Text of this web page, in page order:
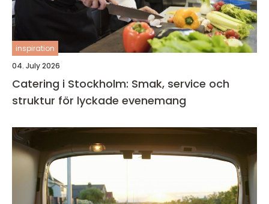
inspiration
04. July 2026
Catering i Stockholm: Smak, service och
struktur för lyckade evenemang